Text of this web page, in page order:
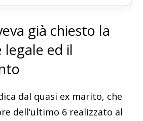
già chiesto la
legale ed il
dal quasi ex marito, che
dell’ultimo 6 realizzato al